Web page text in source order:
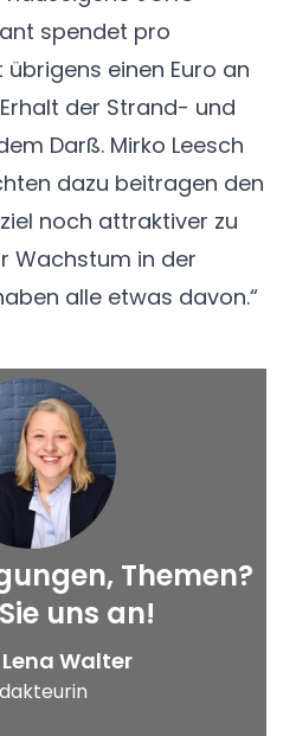
spendet pro
einen Euro an
der Strand- und
Darß. Mirko Leesch
dazu beitragen den
noch attraktiver zu
Wachstum in der
alle etwas davon.“
Themen?
uns an!
Walter